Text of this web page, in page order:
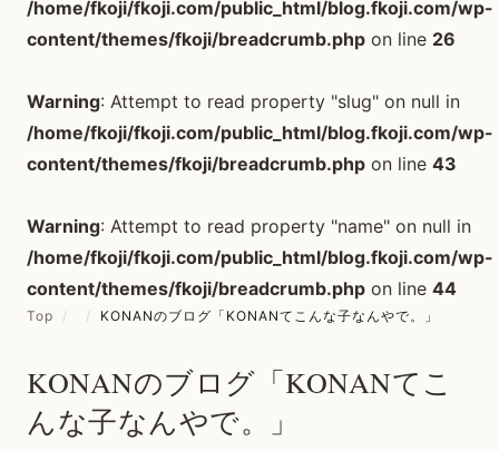
/home/fkoji/fkoji.com/public_html/blog.fkoji.com/wp-
content/themes/fkoji/breadcrumb.php on line 26
Warning: Attempt to read property "slug" on null in
/home/fkoji/fkoji.com/public_html/blog.fkoji.com/wp-
content/themes/fkoji/breadcrumb.php on line 43
Warning: Attempt to read property "name" on null in
/home/fkoji/fkoji.com/public_html/blog.fkoji.com/wp-
content/themes/fkoji/breadcrumb.php on line 44
Top / / KONANのブログ「KONANてこんな子なんやで。」
KONANのブログ「KONANてこ
んな子なんやで。」